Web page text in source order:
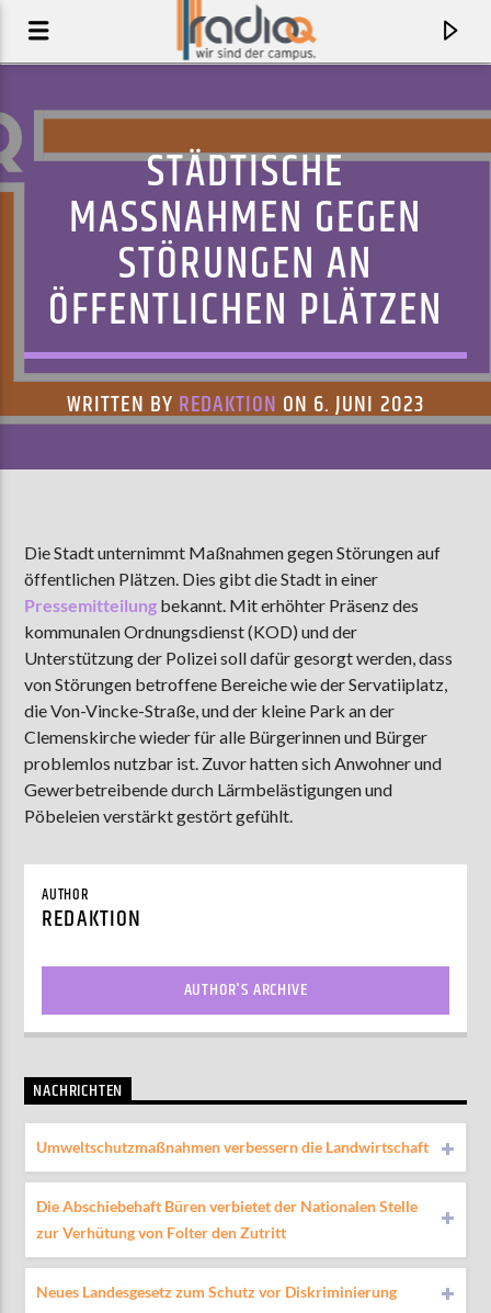
AKTUELLER TRACK
FUTURE FRANZ, CHARLOTTE BRANDI
AKTUELLE SENDUNG
MOEBIUS
00:00 18:00
Steinfurt 103,9 MHz
STÄDTISCHE
MASSNAHMEN GEGEN S
TÖRUNGEN AN Ö
FFENTLICHEN PLÄTZEN
WRITTEN BY REDAKTION ON 6. JUNI 2023
Die Stadt unternimmt Maßnahmen gegen Störungen auf
öffentlichen Plätzen. Dies gibt die Stadt in einer
Pressemitteilung bekannt. Mit erhöhter Präsenz des
kommunalen Ordnungsdienst (KOD) und der
Unterstützung der Polizei soll dafür gesorgt werden, dass
von Störungen betroffene Bereiche wie der Servatiiplatz,
die Von-Vincke-Straße, und der kleine Park an der
Clemenskirche wieder für alle Bürgerinnen und Bürger
problemlos nutzbar ist. Zuvor hatten sich Anwohner und
Gewerbetreibende durch Lärmbelästigungen und
Pöbeleien verstärkt gestört gefühlt.
AUTHOR
REDAKTION
AUTHOR'S ARCHIVE
NACHRICHTEN
Umweltschutzmaßnahmen verbessern die Landwirtschaft
Die Abschiebehaft Büren verbietet der Nationalen Stelle
zur Verhütung von Folter den Zutritt
Neues Landesgesetz zum Schutz vor Diskriminierung